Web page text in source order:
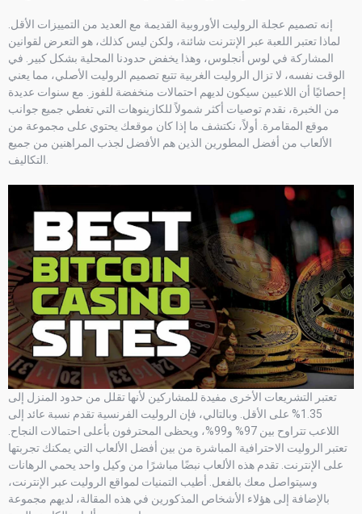
إنه تصميم عجلة الروليت الأوروبية القديمة مع العديد من التمييزات الأقل.
لماذا تعتبر اللعبة عبر الإنترنت شائنة، ولكن ليس كذلك، هو التعرض لقوانين
المشاركة في لوس أنجلوس، وهذا يخفض حدودنا المحلية بشكل كبير. في
الوقت نفسه، لا تزال الروليت الغربية تتبع تصميم الروليت الأصلي، مما يعني
إحصائيًا أن اللاعبين سيكون لديهم احتمالات منخفضة للفوز. مع سنوات عديدة
من الخبرة، نقدم توصيات أكثر شمولاً للكازينوهات التي تغطي جميع جوانب
موقع المقامرة. أولاً، نكتشف ما إذا كان موقعك يحتوي على مجموعة من
الألعاب من أفضل المطورين الذين هم الأفضل لجذب المراهنين من جميع
تعتبر التشريعات الأخرى مفيدة للمشاركين لأنها تقلل من حدود المنزل إلى
1.35% على الأقل. وبالتالي، فإن الروليت الفرنسية تقدم نسبة عائد إلى
اللاعب تتراوح بين 97% و99%، ويحظى المحترفون بأعلى احتمالات النجاح.
تعتبر الروليت الاحترافية المباشرة من بين أفضل الألعاب التي يمكنك تجربتها
على الإنترنت. تقدم هذه الألعاب نبضًا مباشرًا من وكيل واحد يحمي الرهانات
وسيتواصل معك بالفعل. أطيب التمنيات لمواقع الروليت عبر الإنترنت،
بالإضافة إلى هؤلاء الأشخاص المذكورين في هذه المقالة، لديهم مجموعة